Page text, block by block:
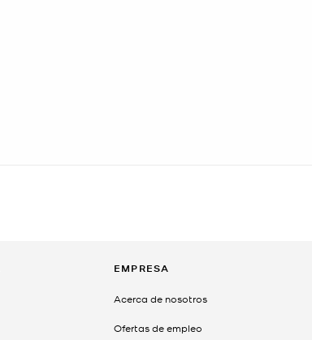
EMPRESA
Acerca de nosotros
Ofertas de empleo